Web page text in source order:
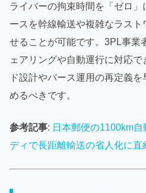
ライバーの拘束時間を「ゼロ
ースを幹線輸送や複雑なラスト
せることが可能です。3PL事業
ェアリングや自動運行に対応
ド設計やバース運用の再定義
めるべきです。
参考記事: 日本郵便の1100km
ディで長距離輸送の省人化に直